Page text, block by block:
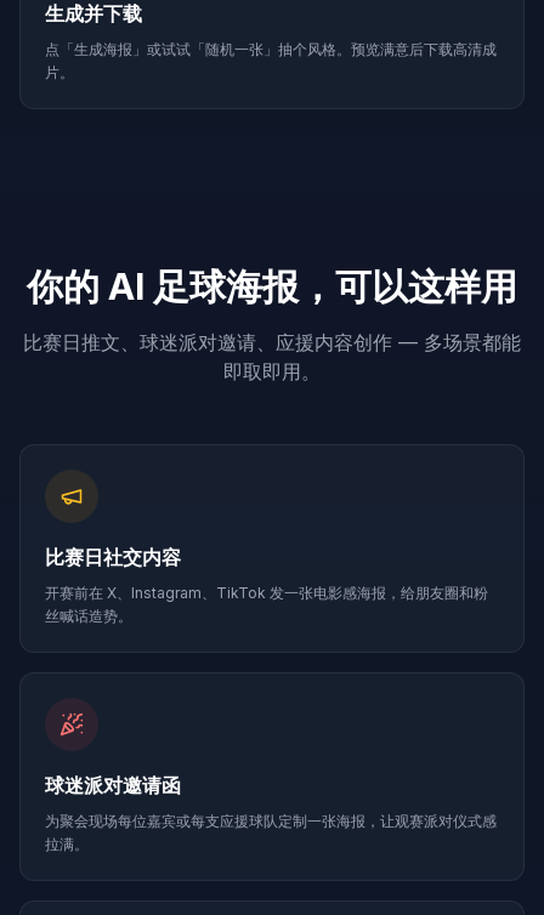
生成并下载
点「生成海报」或试试「随机一张」抽个风格。预览满意后下载高清成
片。
你的 AI 足球海报，可以这样用
比赛日推文、球迷派对邀请、应援内容创作 — 多场景都能
即取即用。
比赛日社交内容
开赛前在 X、Instagram、TikTok 发一张电影感海报，给朋友圈和粉
丝喊话造势。
球迷派对邀请函
为聚会现场每位嘉宾或每支应援球队定制一张海报，让观赛派对仪式感
拉满。